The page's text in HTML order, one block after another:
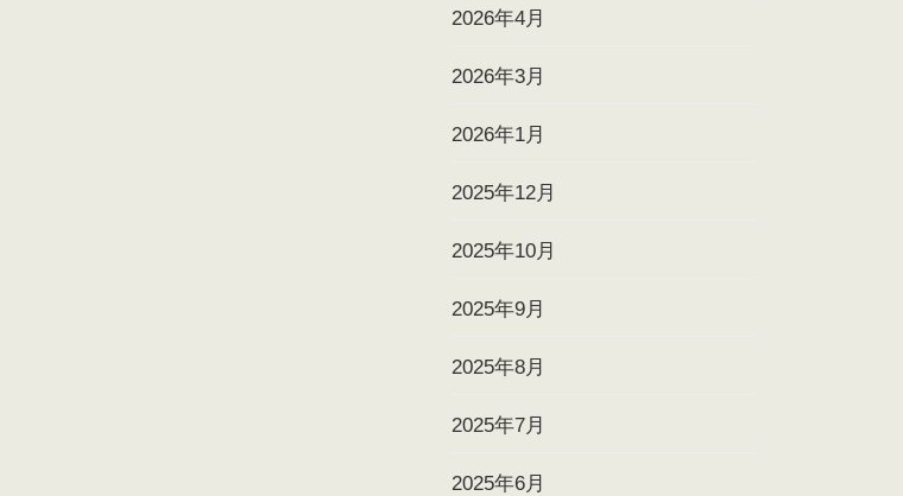
2026年4月
2026年3月
2026年1月
2025年12月
2025年10月
2025年9月
2025年8月
2025年7月
2025年6月